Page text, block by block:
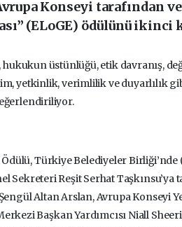
Konseyi tarafından
(ELoGE) ödülünü ikinci
üstünlüğü, etik davranış,
yetkinlik, verimlilik ve duyarlılık
Ödülü, Türkiye Belediyeler
Sekreteri Reşit Serhat Taşkınsu’ya
Altan Arslan,Avrupa Konseyi
Başkan Yardımcısı Niall